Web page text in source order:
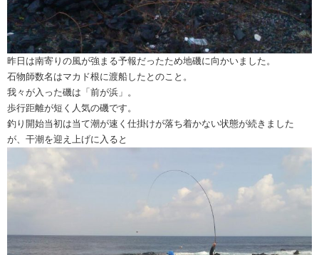
昨日は南寄りの風が強まる予報だったため地磯に向かいました。
石物師数名はマカド根に渡船したとのこと。
我々が入った磯は「前が浜」。
歩行距離が短く人気の磯です。
釣り開始当初は当て潮が速く仕掛けが落ち着かない状態が続きました
が、干潮を迎え上げに入ると